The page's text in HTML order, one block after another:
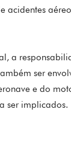
acidentes
a
ser
e do
ser implicados.